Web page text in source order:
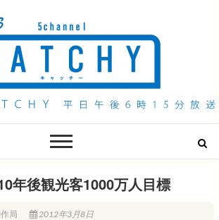
Headline
年後観光客1000万人目標
局 2012年3月8日